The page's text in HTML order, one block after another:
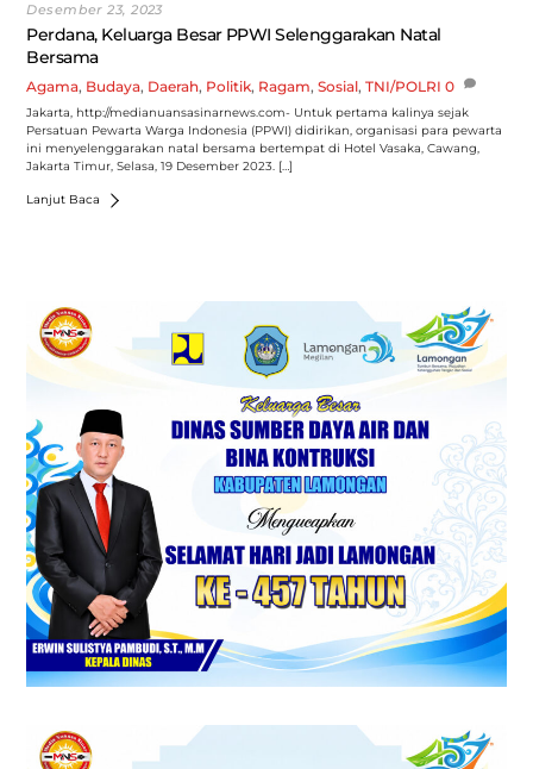
Desember 23, 2023
Perdana, Keluarga Besar PPWI Selenggarakan Natal
Bersama
Agama, Budaya, Daerah, Politik, Ragam,Sosial,TNI/POLRI 0
Jakarta, http://medianuansasinarnews.com- Untuk pertama kalinya sejak
Persatuan Pewarta Warga Indonesia (PPWI) didirikan, organisasi para pewarta
ini menyelenggarakan natal bersama bertempat di Hotel Vasaka, Cawang,
Jakarta Timur, Selasa, 19 Desember 2023. […]
Lanjut Baca